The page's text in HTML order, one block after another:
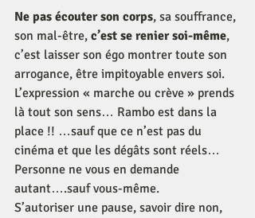
Ne pas écouter son corps, sa souffrance,
son mal-être, c’est se renier soi-même,
c’est laisser son égo montrer toute son
arrogance, être impitoyable envers soi.
L’expression « marche ou crève » prends
là tout son sens… Rambo est dans la
place !! …sauf que ce n’est pas du
cinéma et que les dégâts sont réels…
Personne ne vous en demande
autant….sauf vous-même.
S’autoriser une pause, savoir dire non,